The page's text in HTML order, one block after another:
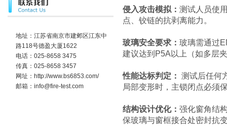
侵入攻击模拟： 测试人员使
点、铰链的抗剥离能力。
玻璃安全要求： 玻璃需通过
建议达到P5A以上（如多层
性能达标判定： 测试后任何
局部变形时，主锁闭点必须
结构设计优化： 强化窗角结
保玻璃与窗框接合处密封抗
地址：江苏省南京市建邺区江东中
路118号德盈大厦1622
电话：025-8658 3475
传真：025-8658 3457
网址：http://www.bs6853.com/
邮箱：info@fire-test.com